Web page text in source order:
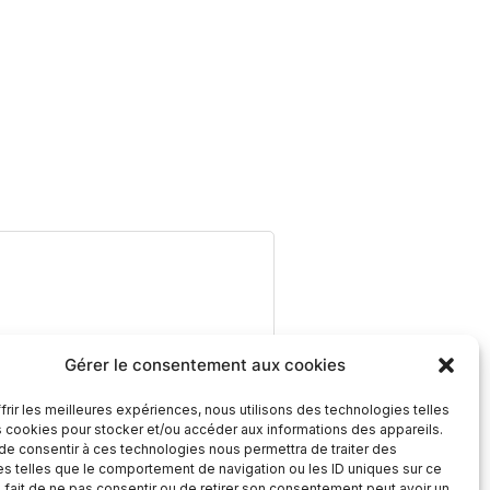
Gérer le consentement aux cookies
les meilleures expériences, nous utilisons des technologies telles
cookies pour stocker et/ou accéder aux informations des appareils.
consentir à ces technologies nous permettra de traiter des
telles que le comportement de navigation ou les ID uniques sur ce